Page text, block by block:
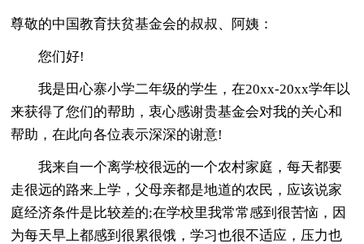
尊敬的中国教育扶贫基金会的叔叔、阿姨：
您们好!
我是田心寨小学二年级的学生，在20xx-20xx学年以
来获得了您们的帮助，衷心感谢贵基金会对我的关心和
帮助，在此向各位表示深深的谢意!
我来自一个离学校很远的一个农村家庭，每天都要
走很远的路来上学，父母亲都是地道的农民，应该说家
庭经济条件是比较差的;在学校里我常常感到很苦恼，因
为每天早上都感到很累很饿，学习也很不适应，压力也